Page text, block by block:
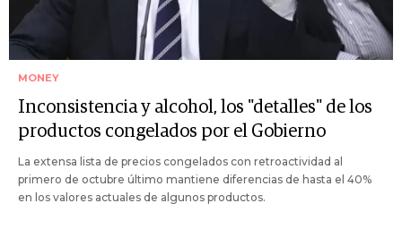
MONEY
Inconsistencia y alcohol, los "detalles" de los
productos congelados por el Gobierno
La extensa lista de precios congelados con retroactividad al
primero de octubre último mantiene diferencias de hasta el 40%
en los valores actuales de algunos productos.